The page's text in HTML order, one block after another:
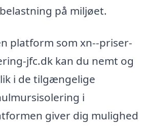
på miljøet.
platform som xn--priser-
jfc.dk kan du nemt og
i de tilgængelige
i
giver dig mulighed